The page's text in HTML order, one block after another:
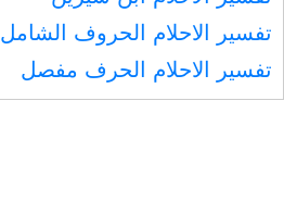
تفسير الاحلام الحروف الشامل
تفسير الاحلام الحرف مفصل